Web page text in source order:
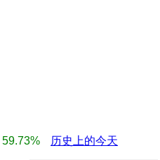
59.73% 历史上的今天